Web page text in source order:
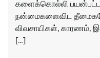
களைக்கொல்லி
நன்மைகளைவிட
விவசாயிகள், காரணம்,
[…]